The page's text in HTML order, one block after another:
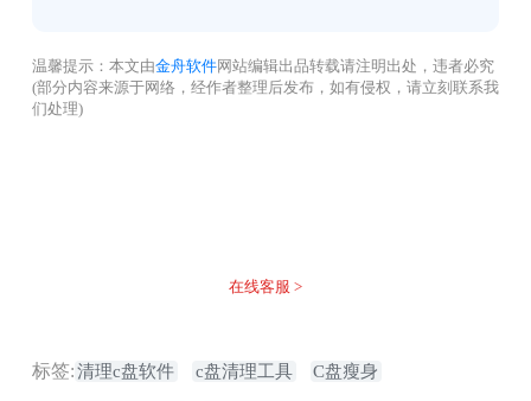
温馨提示：本文由金舟软件网站编辑出品转载请注明出处，违者必究
(部分内容来源于网络，经作者整理后发布，如有侵权，请立刻联系我
们处理)
在线客服 >
标签: 清理c盘软件 c盘清理工具 C盘瘦身